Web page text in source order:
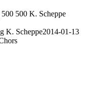
500 500 K. Scheppe
K. Scheppe2014-01-13